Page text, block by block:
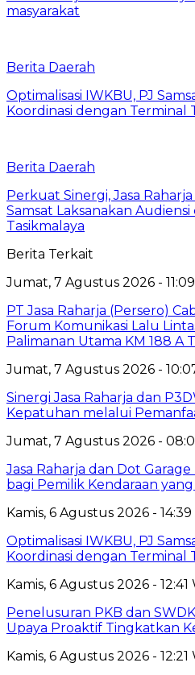
masyarakat
Berita Daerah
Optimalisasi IWKBU, PJ
Koordinasi dengan Terminal
Berita Daerah
Perkuat Sinergi, Jasa
Samsat Laksanakan
Tasikmalaya
Berita Terkait
Jumat, 7 Agustus 2026 -
PT Jasa Raharja (Persero)
Forum Komunikasi Lalu
Palimanan Utama KM 188 A
Jumat, 7 Agustus 2026 -
Sinergi Jasa Raharja dan
Kepatuhan melalui
Jumat, 7 Agustus 2026 -
Jasa Raharja dan Dot
bagi Pemilik Kendaraan
Kamis, 6 Agustus 2026 -
Optimalisasi IWKBU, PJ
Koordinasi dengan Terminal
Kamis, 6 Agustus 2026 - 12:41
Penelusuran PKB dan
Upaya Proaktif Tingkatkan
Kamis, 6 Agustus 2026 - 12:21